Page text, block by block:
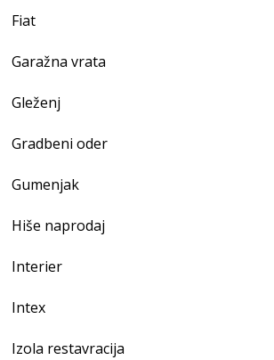
Fiat
Garažna vrata
Gleženj
Gradbeni oder
Gumenjak
Hiše naprodaj
Interier
Intex
Izola restavracija